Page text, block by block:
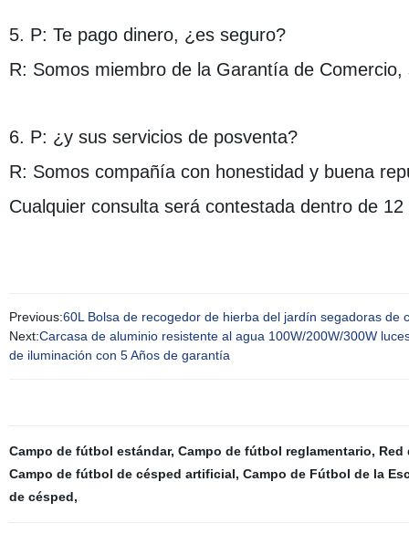
5. P: Te pago dinero, ¿es seguro?
R: Somos miembro de la Garantía de
6. P: ¿y sus servicios de posventa?
R: Somos compañía con honestidad y buena
Cualquier consulta será contestada dentro de
Previous:60L Bolsa de recogedor de hierba del jardín segadoras de
Next:Carcasa de aluminio resistente al agua 100W/200W/300W
de iluminación con 5 Años de garantía
Campo de fútbol estándar, Campo de fútbol reglamentario, Red
Campo de fútbol de césped artificial, Campo de Fútbol de la
de césped,